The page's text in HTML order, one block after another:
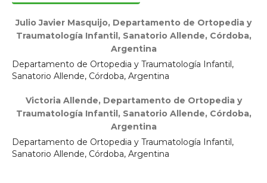
Julio Javier Masquijo, Departamento de Ortopedia y
Traumatología Infantil, Sanatorio Allende, Córdoba,
Argentina
Departamento de Ortopedia y Traumatología Infantil,
Sanatorio Allende, Córdoba, Argentina
Victoria Allende, Departamento de Ortopedia y
Traumatología Infantil, Sanatorio Allende, Córdoba,
Argentina
Departamento de Ortopedia y Traumatología Infantil,
Sanatorio Allende, Córdoba, Argentina